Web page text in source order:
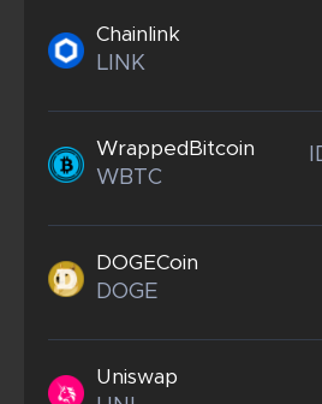
Chainlink
LINK
WrappedBitcoin
WBTC
DOGECoin
DOGE
Uniswap